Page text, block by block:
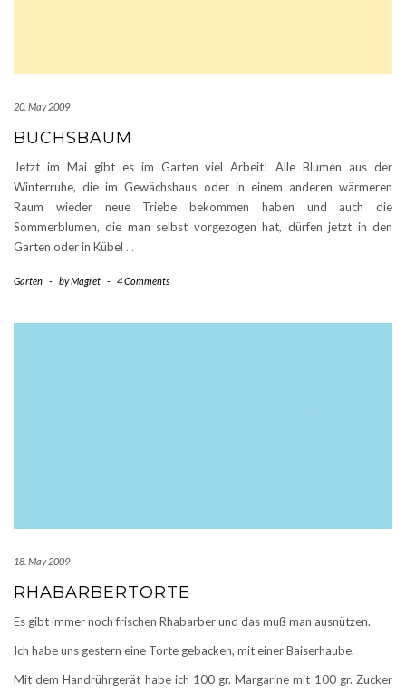
20. May 2009
BUCHSBAUM
Jetzt im Mai gibt es im Garten viel Arbeit! Alle Blumen aus der
Winterruhe, die im Gewächshaus oder in einem anderen wärmeren
Raum wieder neue Triebe bekommen haben und auch die
Sommerblumen, die man selbst vorgezogen hat, dürfen jetzt in den
Garten oder in Kübel …
Garten - byMagret - 4 Comments
18. May 2009
RHABARBERTORTE
Es gibt immer noch frischen Rhabarber und das muß man ausnützen.
Ich habe uns gestern eine Torte gebacken, mit einer Baiserhaube.
Mit dem Handrührgerät habe ich 100 gr. Margarine mit 100 gr. Zucker